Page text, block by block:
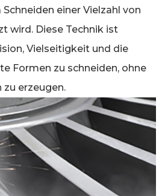
einer Vielzahl von
wird. Diese Technik ist
Vielseitigkeit und die
Formen zu schneiden, ohne
erzeugen.